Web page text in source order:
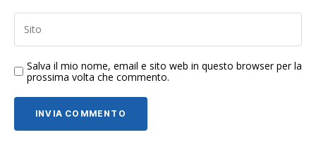
Salva il mio nome, email e sito web in questo browser per la
prossima volta che commento.